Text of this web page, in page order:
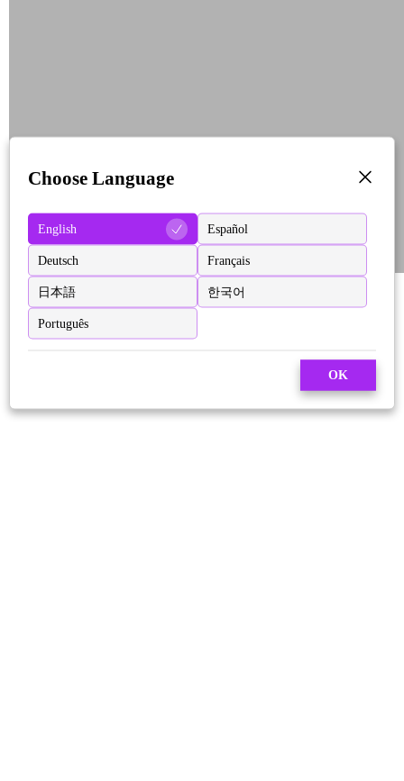
Choose Language
English Español
Deutsch Français
日本語 한국어
Português
OK